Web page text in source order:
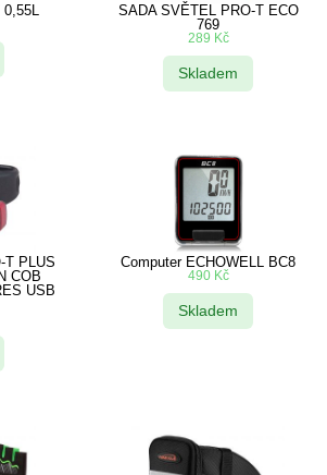
SADA SVĚTEL PRO-T ECO
769
289 Kč
Skladem
T PLUS
COB
USB
Computer ECHOWELL BC8
490 Kč
Skladem